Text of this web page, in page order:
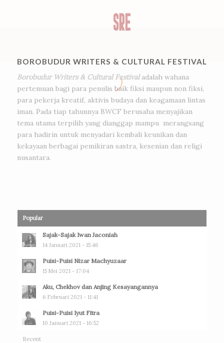
BOROBUDUR WRITERS & CULTURAL FESTIVAL
Borobudur Writers & Cultural Festivaladalah wahana
pertemuan bagi para penulis baik fiksi maupun non fiksi,
para pekerja kreatif, aktivis budaya dan keagamaan lintas
iman. Pada tiap tahunnya BWCF berusaha menyajikan
tema utama terpilih yang dianggap mampu merangsang
para hadirin untuk menyadari kembali keunikan dan
kekayaan berbagai pemikiran sastra, kesenian dan religi
nusantara.
Popular
Sajak-Sajak Iwan Jaconiah
14 Januari 2021 - 15:46
Puisi-Puisi Nizar Machyuzaar
15 Mei 2021 - 17:04
Aku, Chekhov dan Anjing Kesayangannya
6 Februari 2021 - 11:41
Puisi-Puisi Iyut Fitra
10 Januari 2021 - 16:52
Recent